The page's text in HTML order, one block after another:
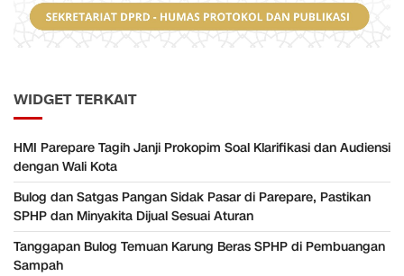
WIDGET TERKAIT
HMI Parepare Tagih Janji Prokopim Soal Klarifikasi dan Audiensi
dengan Wali Kota
Bulog dan Satgas Pangan Sidak Pasar di Parepare, Pastikan
SPHP dan Minyakita Dijual Sesuai Aturan
Tanggapan Bulog Temuan Karung Beras SPHP di Pembuangan
Sampah